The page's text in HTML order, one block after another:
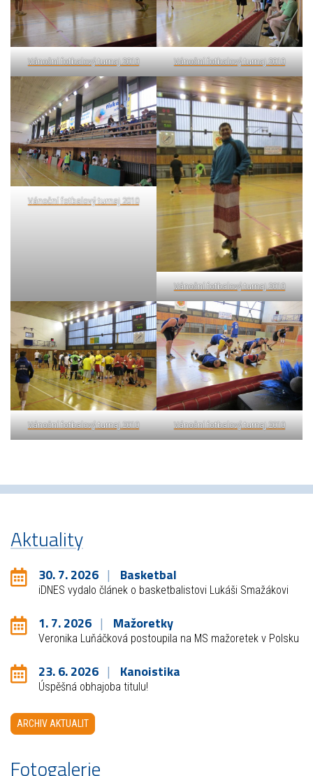
Vánoční fotbalový turnaj 2010 Vánoční fotbalový turnaj 2010
Vánoční fotbalový turnaj 2010
Vánoční fotbalový turnaj 2010
Vánoční fotbalový turnaj 2010 Vánoční fotbalový turnaj 2010
Aktuality
30. 7. 2026 Basketbal
iDNES vydalo článek o basketbalistovi Lukáši Smažákovi
1. 7. 2026 Mažoretky
Veronika Luňáčková postoupila na MS mažoretek v Polsku
23. 6. 2026 Kanoistika
Úspěšná obhajoba titulu!
ARCHIV AKTUALIT
Fotogalerie